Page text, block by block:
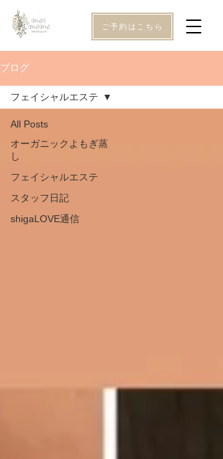
ご予約はこちら
ブログ
All Posts
オーガニックよもぎ蒸
し
フェイシャルエステ
スタッフ日記
shigaLOVE通信
フェイシャルエステ